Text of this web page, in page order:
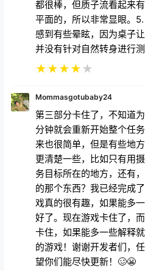
都很棒，但质子流看起来
平面的，所以非常显眼。
感到有些晕眩，因为桌子
并没有针对自然转身进行测
★★★★★
Mommasgotubaby24
第三部分卡住了，不知道
分钟就会重新开始整个任
来也很简单，但是有些地
更清楚一些，比如只有用
务目标所在的地方，还有
的那个东西？我已经完成
戏真的很有趣，如果能多
好了。现在游戏卡住了，
卡住，如果能多一些解释
的游戏！谢谢开发者们，
望你们能尽快更新！🥴😬